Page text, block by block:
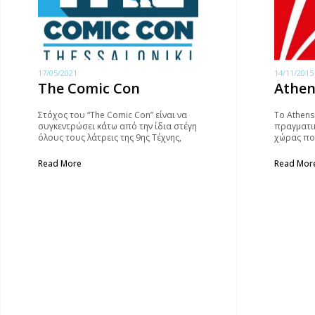
17/05/2021
The Comic Con
Στόχος του “The Comic Con” είναι να
συγκεντρώσει κάτω από την ίδια στέγη
όλους τους λάτρεις της 9ης Τέχνης,
των comics – από περιοδικά, ταινίες
Read More
14/11/2015
To
χώρας
Read